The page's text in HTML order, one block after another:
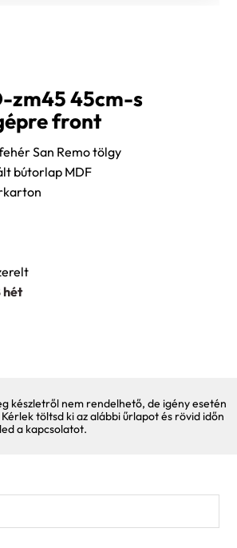
zm45 45cm-s
front
San Remo tölgy
bútorlap MDF
hét
készletről nem rendelhető, de igény esetén
töltsd ki az alábbi űrlapot és rövid időn
a kapcsolatot.